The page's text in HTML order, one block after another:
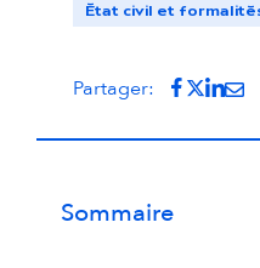
État civil et
Partager:
Sommaire